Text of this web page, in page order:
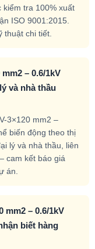
tra 100% xuất
ISO 9001:2015.
thuật chi tiết.
– 0.6/1kV
và nhà thầu
3×120 mm2 –
biến động theo thị
lý và nhà thầu, liên
cam kết báo giá
án.
mm2 – 0.6/1kV
biết hàng